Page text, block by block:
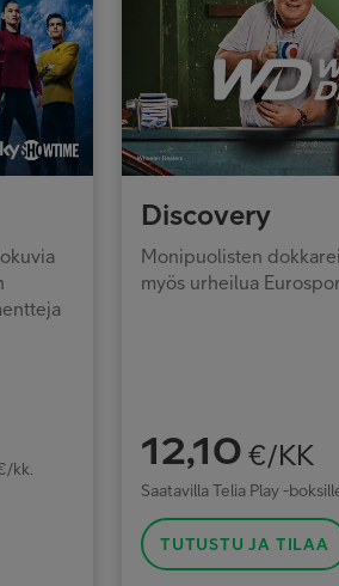
kk.
Discovery
Monipuolisten
myös urheilua
12,10 €/KK
Saatavilla Telia Play -
TUTUSTU JA TILAA